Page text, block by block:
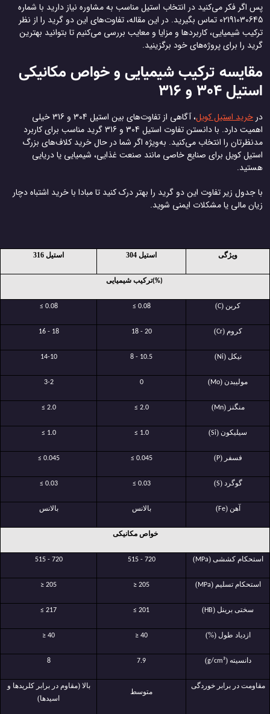
پس اگر فکر می‌کنید در انتخاب استیل مناسب به مشاوره نیاز دارید با شماره
02191030645 تماس بگیرید. در این مقاله، تفاوت‌های این دو گرید را از نظر
ترکیب شیمیایی، کاربردها و مزایا و معایب بررسی می‌کنیم تا بتوانید بهترین
گرید را برای پروژه‌های خود برگزینید.
مقایسه ترکیب شیمیایی و خواص مکانیکی
استیل 304 و 316
در خرید استیل کویل
، آگاهی از تفاوت‌های بین استیل 304 و 316 خیلی
اهمیت دارد. با دانستن تفاوت استیل 304 و 316 گرید مناسب برای کاربرد
مدنظرتان را انتخاب می‌کنید. به‌ویژه اگر شما در حال خرید کلاف‌های بزرگ
استیل کویل برای صنایع خاصی مانند صنعت غذایی، شیمیایی یا دریایی
هستید.
با جدول زیر تفاوت این دو گرید را بهتر درک کنید تا مبادا با خرید اشتباه دچار
زیان مالی یا مشکلات ایمنی شوید.
ویژگی استیل 304 استیل 316
ترکیب شیمیایی(%)
کربن (C
)
≤ 0.08
≤ 0.08
کروم (Cr
)
18 - 20
16 - 18
نیکل (Ni
)
8 - 10.5
14-10
مولیبدن (Mo
)
0
3-2
منگنز (Mn
)
≤ 2.0
≤ 2.0
سیلیکون (Si
)
≤ 1.0
≤ 1.0
فسفر (P
)
≤ 0.045
≤ 0.045
گوگرد (S
)
≤ 0.03
≤ 0.03
آهن (Fe
) بالانس بالانس
خواص مکانیکی
استحکام کششی (MPa
)
515 - 720
515 - 720
استحکام تسلیم (MPa
)
≥ 205
≥ 205
سختی برینل (HB
)
≤ 201
≤ 217
ازدیاد طول (%) ≥ 40
≥ 40
دانسیته (g/cm³
)
7.9
8
مقاومت در برابر خوردگی
متوسط
بالا (مقاوم در برابر کلریدها و
اسیدها)